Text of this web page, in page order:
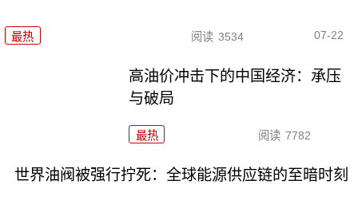
最热 阅读 3534 07-22
高油价冲击下的中国经济：承压
与破局
最热 阅读 7782
世界油阀被强行拧死：全球能源供应链的至暗时刻